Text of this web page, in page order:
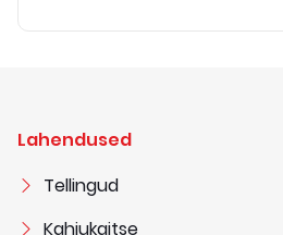
Lahendused
Tellingud
Kahjukaitse